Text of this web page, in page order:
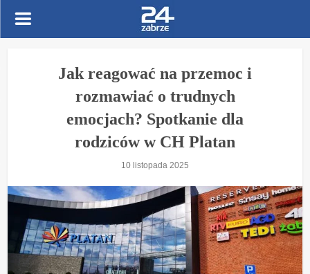
Jak reagować na przemoc i
rozmawiać o trudnych
emocjach? Spotkanie dla
rodziców w CH Platan
10 listopada 2025